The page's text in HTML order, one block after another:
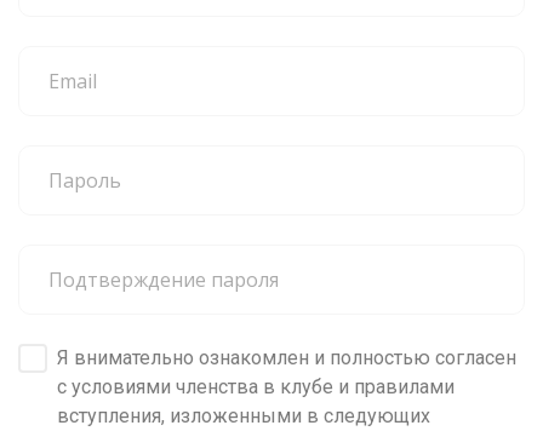
Я внимательно ознакомлен и полностью согласен
с условиями членства в клубе и правилами
вступления, изложенными в следующих